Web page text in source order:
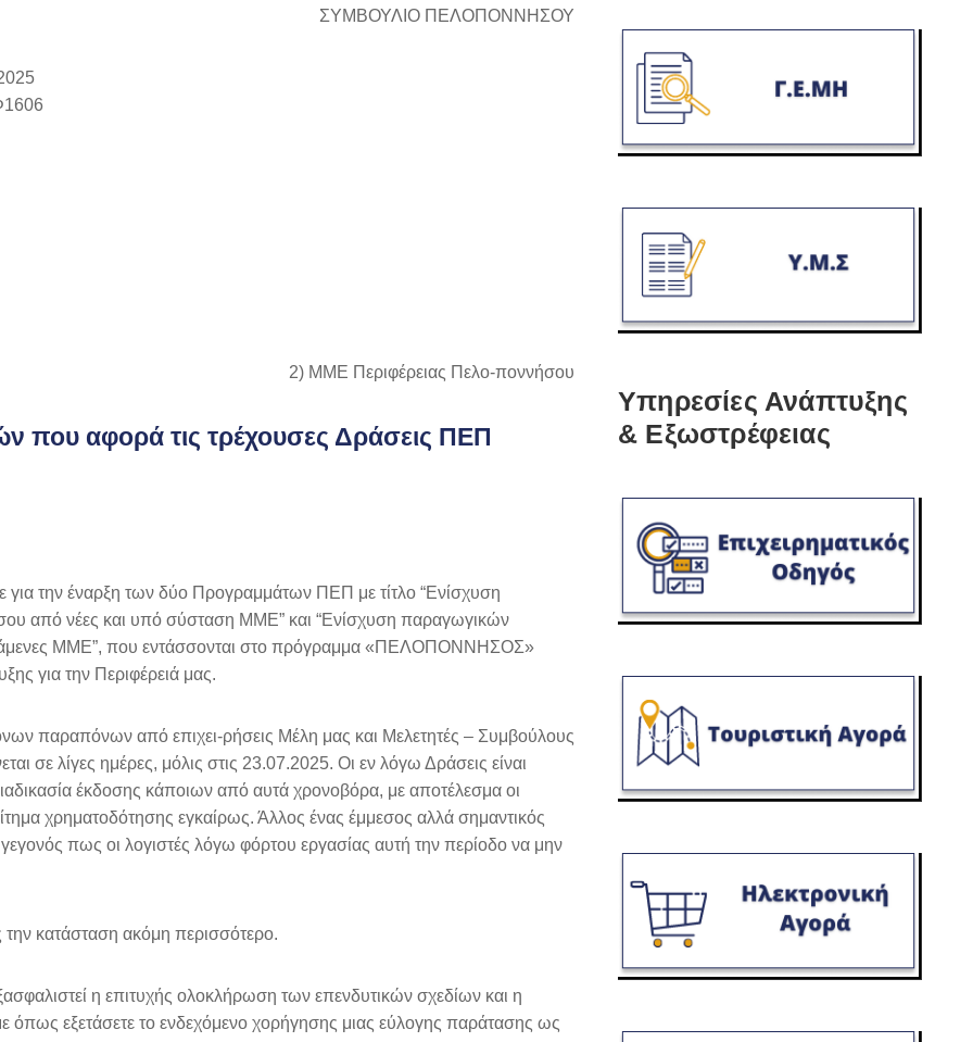
ΣΥΜΒΟΥΛΙΟ ΠΕΛΟΠΟΝΝΗΣΟΥ
2) ΜΜΕ Περιφέρειας Πελο-ποννήσου
που αφορά τις τρέχουσες Δράσεις ΠΕΠ
την έναρξη των δύο Προγραμμάτων ΠΕΠ με τίτλο “Ενίσχυση
από νέες και υπό σύσταση ΜΜΕ” και “Ενίσχυση παραγωγικών
ΜΜΕ”, που εντάσσονται στο πρόγραμμα «ΠΕΛΟΠΟΝΝΗΣΟΣ»
για την Περιφέρειά μας.
παραπόνων από επιχει-ρήσεις Μέλη μας και Μελετητές – Συμβούλους
λίγες ημέρες, μόλις στις 23.07.2025. Οι εν λόγω Δράσεις είναι
έκδοσης κάποιων από αυτά χρονοβόρα, με αποτέλεσμα οι
χρηματοδότησης εγκαίρως. Άλλος ένας έμμεσος αλλά σημαντικός
πως οι λογιστές λόγω φόρτου εργασίας αυτή την περίοδο να μην
κατάσταση ακόμη περισσότερο.
η επιτυχής ολοκλήρωση των επενδυτικών σχεδίων και η
εξετάσετε το ενδεχόμενο χορήγησης μιας εύλογης παράτασης ως
Υπηρεσίες Ανάπτυξης
& Εξωστρέφειας